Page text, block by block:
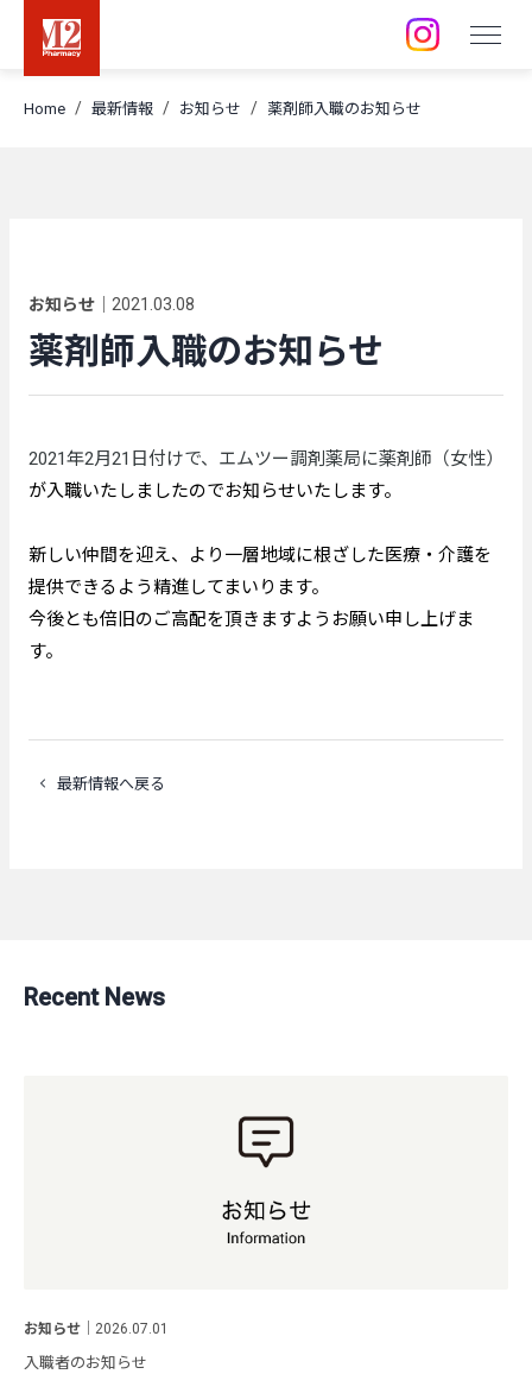
Home 最新情報 お知らせ 薬剤師入職のお知らせ
お知らせ 2021.03.08
薬剤師入職のお知らせ
2021年2月21日付けで、エムツー調剤薬局に薬剤師（女性）
が入職いたしましたのでお知らせいたします。
新しい仲間を迎え、より一層地域に根ざした医療・介護を
提供できるよう精進してまいります。
今後とも倍旧のご高配を頂きますようお願い申し上げま
す。
最新情報へ戻る
Recent News
お知らせ 2026.07.01
入職者のお知らせ